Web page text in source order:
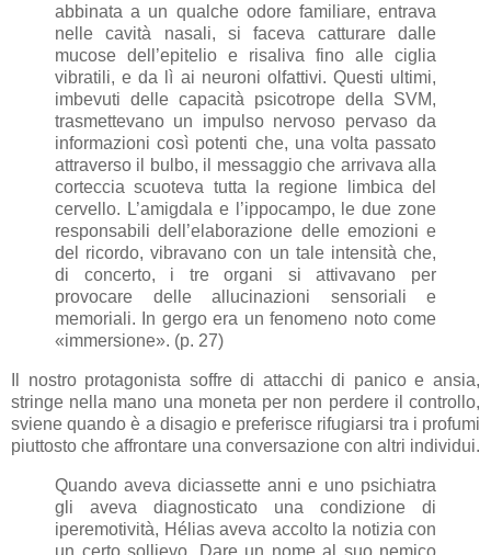
abbinata a un qualche odore familiare, entrava
nelle cavità nasali, si faceva catturare dalle
mucose dell’epitelio e risaliva fino alle ciglia
vibratili, e da lì ai neuroni olfattivi. Questi ultimi,
imbevuti delle capacità psicotrope della SVM,
trasmettevano un impulso nervoso pervaso da
informazioni così potenti che, una volta passato
attraverso il bulbo, il messaggio che arrivava alla
corteccia scuoteva tutta la regione limbica del
cervello. L’amigdala e l’ippocampo, le due zone
responsabili dell’elaborazione delle emozioni e
del ricordo, vibravano con un tale intensità che,
di concerto, i tre organi si attivavano per
provocare delle allucinazioni sensoriali e
memoriali. In gergo era un fenomeno noto come
«immersione». (p. 27)
Il nostro protagonista soffre di attacchi di panico e ansia,
stringe nella mano una moneta per non perdere il controllo,
sviene quando è a disagio e preferisce rifugiarsi tra i profumi
piuttosto che affrontare una conversazione con altri individui.
Quando aveva diciassette anni e uno psichiatra
gli aveva diagnosticato una condizione di
iperemotività, Hélias aveva accolto la notizia con
un certo sollievo. Dare un nome al suo nemico